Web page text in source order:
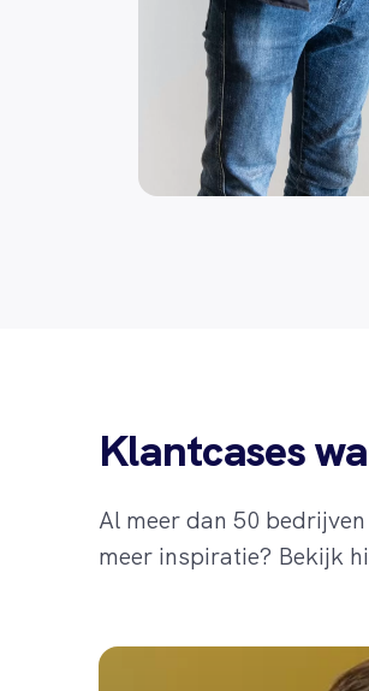
Klantcases
Al meer dan 50
meer inspiratie? Bekijk